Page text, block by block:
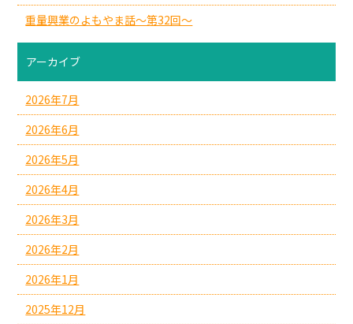
重量興業のよもやま話～第32回～
アーカイブ
2026年7月
2026年6月
2026年5月
2026年4月
2026年3月
2026年2月
2026年1月
2025年12月